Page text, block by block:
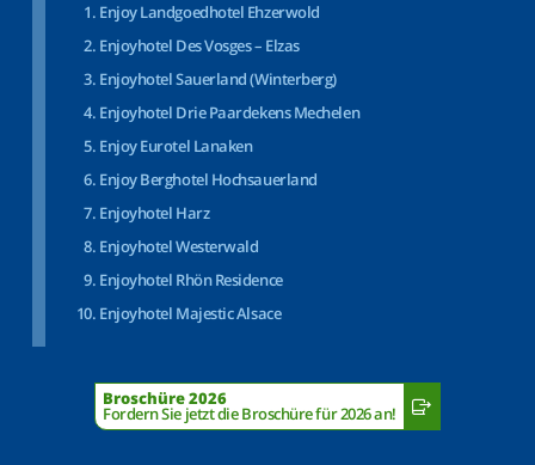
Enjoy Landgoedhotel Ehzerwold
Enjoyhotel Des Vosges – Elzas
Enjoyhotel Sauerland (Winterberg)
Enjoyhotel Drie Paardekens Mechelen
Enjoy Eurotel Lanaken
Enjoy Berghotel Hochsauerland
Enjoyhotel Harz
Enjoyhotel Westerwald
Enjoyhotel Rhön Residence
Enjoyhotel Majestic Alsace
Broschüre 2026
Fordern Sie jetzt die Broschüre für 2026 an!